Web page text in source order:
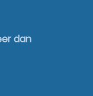
dan